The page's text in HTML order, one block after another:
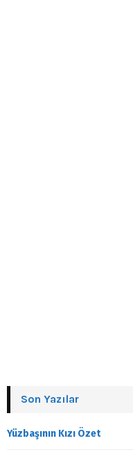
Son Yazılar
Yüzbaşının Kızı Özet